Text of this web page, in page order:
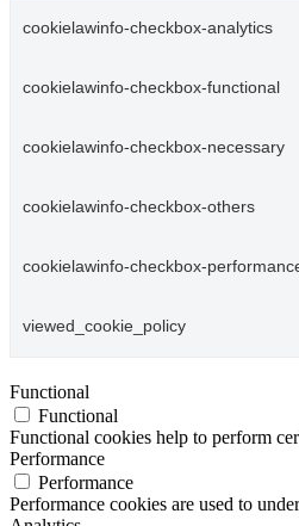
cookielawinfo-checkbox-analytics
cookielawinfo-checkbox-functional
cookielawinfo-checkbox-necessary
cookielawinfo-checkbox-others
cookielawinfo-checkbox-
viewed_cookie_policy
Functional
Functional
Functional cookies help to perform
Performance
Performance
Performance cookies are used to